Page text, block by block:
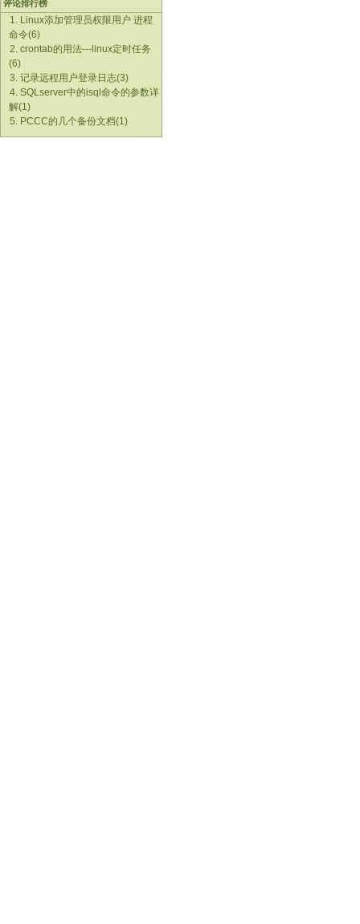
评论排行榜
1. Linux添加管理员权限用户 进程
命令(6)
2. crontab的用法---linux定时任务
(6)
3. 记录远程用户登录日志(3)
4. SQLserver中的isql命令的参数详
解(1)
5. PCCC的几个备份文档(1)